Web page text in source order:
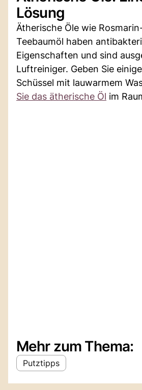
Lösung
Ätherische Öle wie
Teebaumöl haben
Eigenschaften und sind
Luftreiniger. Geben Sie
Schüssel mit lauwarmem
Sie das ätherische Öl im
Mehr zum Thema:
Putztipps